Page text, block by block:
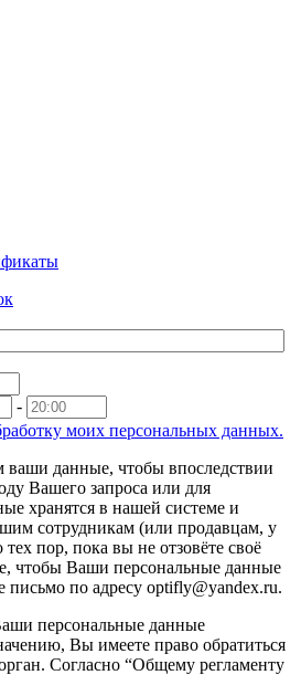
-
моих персональных данных.
данные, чтобы впоследствии
Вашего запроса или для
хранятся в нашей системе и
сотрудникам (или продавцам, у
тех пор, пока вы не отзовёте своё
чтобы Ваши персональные данные
письмо по адресу optifly@yandex.ru.
персональные данные
Вы имеете право обратиться
Согласно “Общему регламенту